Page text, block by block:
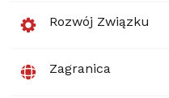
Rozwój Związku
Zagranica